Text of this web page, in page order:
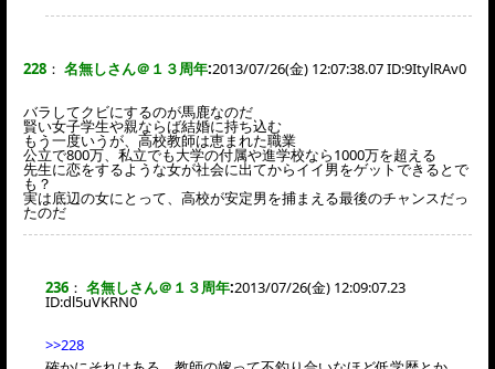
228 ： 名無しさん＠１３周年:2013/07/26(金) 12:07:38.07 ID:9ItylRAv0
バラしてクビにするのが馬鹿なのだ
賢い女子学生や親ならば結婚に持ち込む
もう一度いうが、高校教師は恵まれた職業
公立で800万、私立でも大学の付属や進学校なら1000万を超える
先生に恋をするような女が社会に出てからイイ男をゲットできるとで
も？
実は底辺の女にとって、高校が安定男を捕まえる最後のチャンスだっ
たのだ
236 ： 名無しさん＠１３周年:2013/07/26(金) 12:09:07.23
ID:dl5uVKRN0
>>228